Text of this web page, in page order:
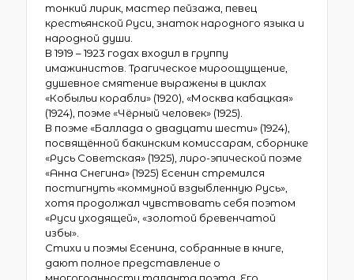
тонкий лирик, мастер пейзажа, певец
крестьянской Руси, знаток народного языка и
народной души.
В 1919 – 1923 годах входил в группу
имажинистов. Трагическое мироощущение,
душевное смятение выражены в циклах
«Кобыльи корабли» (1920), «Москва кабацкая»
(1924), поэме «Чёрный человек» (1925).
В поэме «Баллада о двадцати шести» (1924),
посвящённой бакинским комиссарам, сборнике
«Русь Советская» (1925), лиро-эпической поэме
«Анна Снегина» (1925) Есенин стремился
постигнуть «коммуной вздыбленную Русь»,
хотя продолжал чувствовать себя поэтом
«Руси уходящей», «золотой бревенчатой
избы».
Стихи и поэмы Есенина, собранные в книге,
дают полное представление о
многогранности таланта поэта. Его